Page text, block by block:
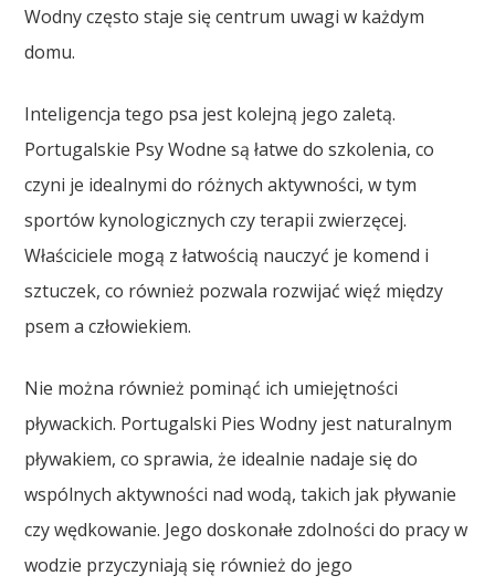
Wodny często staje się centrum uwagi w każdym
domu.
Inteligencja tego psa jest kolejną jego zaletą.
Portugalskie Psy Wodne są łatwe do szkolenia, co
czyni je idealnymi do różnych aktywności, w tym
sportów kynologicznych czy terapii zwierzęcej.
Właściciele mogą z łatwością nauczyć je komend i
sztuczek, co również pozwala rozwijać więź między
psem a człowiekiem.
Nie można również pominąć ich umiejętności
pływackich. Portugalski Pies Wodny jest naturalnym
pływakiem, co sprawia, że idealnie nadaje się do
wspólnych aktywności nad wodą, takich jak pływanie
czy wędkowanie. Jego doskonałe zdolności do pracy w
wodzie przyczyniają się również do jego